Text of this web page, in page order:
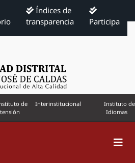
Índices de
transparencia
Participa
de
Interinstitucional
Instituto de
Idiomas